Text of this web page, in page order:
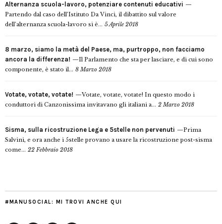
Alternanza scuola-lavoro, potenziare contenuti educativi
Partendo dal caso dell’Istituto Da Vinci, il dibattito sul valore
dell’alternanza scuola-lavoro si è... 5 Aprile 2018
8 marzo, siamo la metà del Paese, ma, purtroppo, non facciamo
ancora la differenza!
Il Parlamento che sta per lasciare, e di cui sono
componente, è stato il... 8 Marzo 2018
Votate, votate, votate!
Votate, votate, votate! In questo modo i
conduttori di Canzonissima invitavano gli italiani a... 2 Marzo 2018
Sisma, sulla ricostruzione Lega e 5stelle non pervenuti
Prima
Salvini, e ora anche i 5stelle provano a usare la ricostruzione post-sisma
come... 22 Febbraio 2018
#MANUSOCIAL: MI TROVI ANCHE QUI